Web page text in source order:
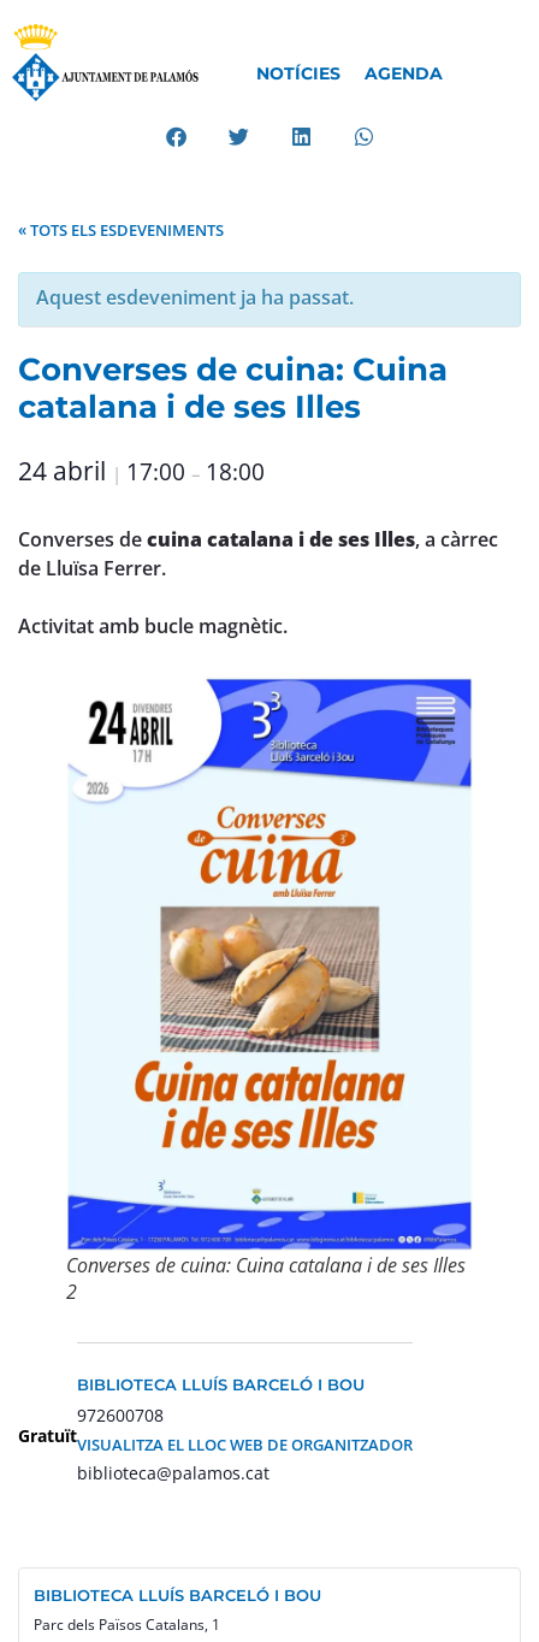
NOTÍCIES AGENDA
« TOTS ELS ESDEVENIMENTS
Aquest esdeveniment ja ha passat.
Converses de cuina: Cuina
catalana i de ses Illes
24 abril | 17:00 – 18:00
Converses decuina catalana i de ses Illes, a càrrec
de Lluïsa Ferrer.
Activitat amb bucle magnètic.
Converses de cuina: Cuina catalana i de ses Illes
2
Gratuït
BIBLIOTECA LLUÍS BARCELÓ I BOU
972600708
VISUALITZA EL LLOC WEB DE ORGANITZADOR
biblioteca@palamos.cat
BIBLIOTECA LLUÍS BARCELÓ I BOU
Parc dels Països Catalans, 1